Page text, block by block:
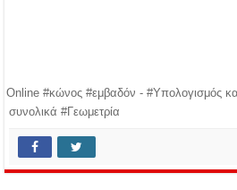
Online #κώνος #εμβαδόν - #Υπολογισμός
συνολικά #Γεωμετρία